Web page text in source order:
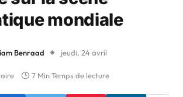
mondiale
Benraad jeudi, 24 avril
7 Min Temps de lecture